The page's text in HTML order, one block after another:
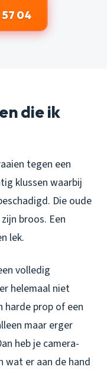
57 04
die ik
tegen een
klussen waarbij
Die oude
broos. Een
lek.
volledig
helemaal niet
prop of een
maar erger
heb je camera-
wat er aan de hand